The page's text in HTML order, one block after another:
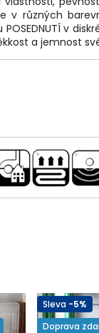
v různých
v
a jemnost
Sleva -5%
Doprava